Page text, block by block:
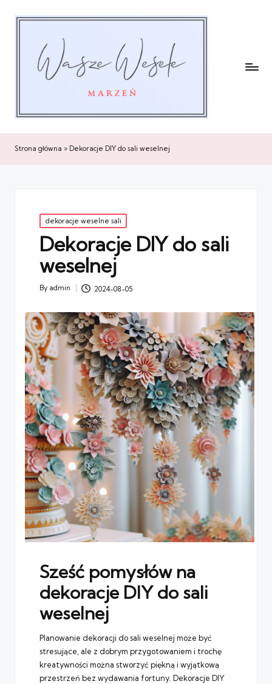
Strona główna » Dekoracje DIY do sali weselnej
Posted
in
dekoracje weselne sali
Dekoracje DIY do sali
weselnej
Posted
By admin 2024-08-05
Sześć pomysłów na
dekoracje DIY do sali
weselnej
Planowanie dekoracji do sali weselnej może być
stresujące, ale z dobrym przygotowaniem i trochę
kreatywności można stworzyć piękną i wyjątkową
przestrzeń bez wydawania fortuny. Dekoracje DIY